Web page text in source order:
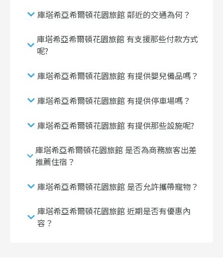
庫塔希亞希爾頓花園旅館 鄰近的交通為何？
庫塔希亞希爾頓花園旅館 有支援那些付款方式
呢?
庫塔希亞希爾頓花園旅館 有提供嬰兒備品嗎？
庫塔希亞希爾頓花園旅館 有提供停車場嗎？
庫塔希亞希爾頓花園旅館 有提供那些設施呢?
庫塔希亞希爾頓花園旅館 是否為商務旅客出差
推薦住宿？
庫塔希亞希爾頓花園旅館 是否允許攜帶寵物？
庫塔希亞希爾頓花園旅館 近期是否有優惠內
容？